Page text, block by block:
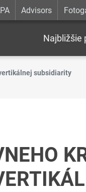
Advisors
Najbližšie
subsidiarity